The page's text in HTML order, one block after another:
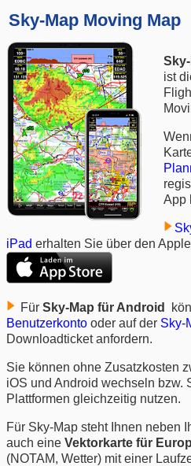
Sky-Map Moving Map
ist
App
iPad erhalten Sie über den
Für Sky-Map für Android
Benutzerkonto oder auf der Sky-
Downloadticket anfordern.
Sie können ohne Zusatzkosten
iOS und Android wechseln bzw.
Plattformen gleichzeitig nutzen.
Für Sky-Map steht Ihnen neben
auch eine Vektorkarte für
(NOTAM, Wetter) mit einer